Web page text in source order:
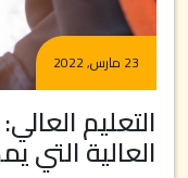
23 مارس, 2022
التعليم
العالية التي